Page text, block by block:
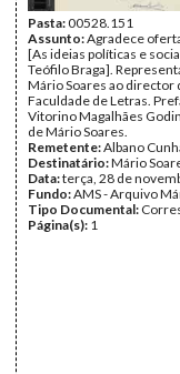
Pasta:00528.151
Assunto:Agradece
[As ideias políticas e
Teófilo Braga].
Mário Soares ao director
Faculdade de Letras.
Vitorino Magalhães
de Mário Soares.
Remetente:Albano
Destinatário:Mário
Data:terça, 28 de
Fundo:AMS - Arquivo
Tipo Documental:
Página(s): 1